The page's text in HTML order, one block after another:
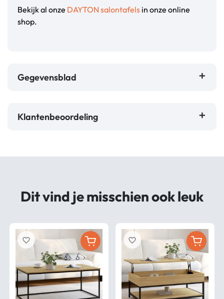
Bekijk al onze DAYTON salontafels in onze online
shop.
Gegevensblad
Klantenbeoordeling
Dit vind je misschien ook leuk
favorite_border favorite_border